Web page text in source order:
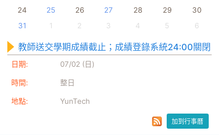
24
25 26 27 28 29
30
31
1 2 3 4 5 6
教師送交學期成績截止；成績登錄系統24:00關閉
日期:
07/02 (日)
時間:
整日
地點:
YunTech
加到行事曆